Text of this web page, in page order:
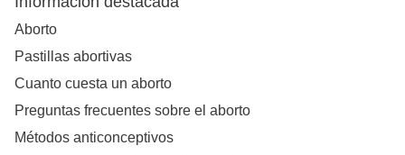
Aborto
Pastillas abortivas
Cuanto cuesta un aborto
Preguntas frecuentes sobre el aborto
Métodos anticonceptivos